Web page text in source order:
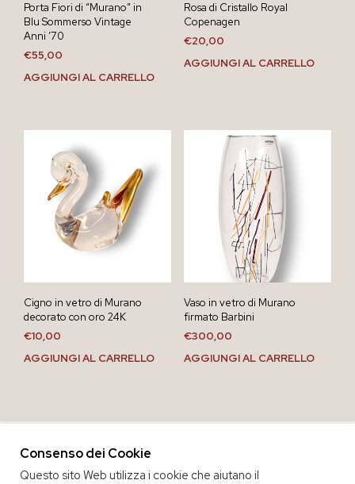
Porta Fiori di “Murano” in
Blu Sommerso Vintage
Anni ’70
€55,00
AGGIUNGI AL CARRELLO
Rosa di Cristallo Royal
Copenagen
€20,00
AGGIUNGI AL CARRELLO
Cigno in vetro di Murano
decorato con oro 24K
€10,00
AGGIUNGI AL CARRELLO
Vaso in vetro di Murano
firmato Barbini
€300,00
AGGIUNGI AL CARRELLO
Consenso dei Cookie
Questo sito Web utilizza i cookie che aiutano il